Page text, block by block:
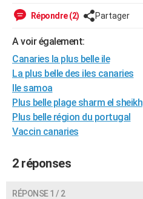
Guides de France
Escapades
Patrimoine
Expositions
Musées
Week-end nature
LIFESTYLE
Art de vivre
Bien-être
Loisirs
Mode
Modes de vie
SANTE
Alimentation
Guide de la santé
Maladies
Médicaments
Sommeil
VOYAGE
Destinations
City break
Voyage nature
Voyage de noces
Forum
Climat
+PHOTO
GUIDES D'ACHAT
CARTE DE VOEUX
Carte de Noël
Carte Bonne année
Carte Saint-Valentin
Carte Pâques
Carte d'anniversaire
DICTIONNAIRE
Répondre (2) Partager
A voir également:
Canaries la plus belle ile
La plus belle des iles canaries
Ile samoa
Plus belle plage sharm el sheikh
Plus belle région du portugal
Vaccin canaries
2 réponses
RÉPONSE 1 / 2